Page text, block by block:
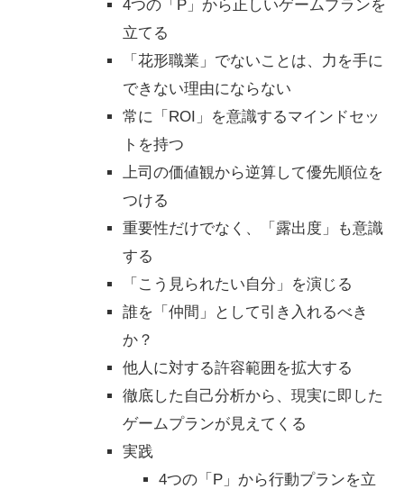
4つの「P」から正しいゲームプランを
立てる
「花形職業」でないことは、力を手に
できない理由にならない
常に「ROI」を意識するマインドセッ
トを持つ
上司の価値観から逆算して優先順位を
つける
重要性だけでなく、「露出度」も意識
する
「こう見られたい自分」を演じる
誰を「仲間」として引き入れるべき
か？
他人に対する許容範囲を拡大する
徹底した自己分析から、現実に即した
ゲームプランが見えてくる
実践
4つの「P」から行動プランを立